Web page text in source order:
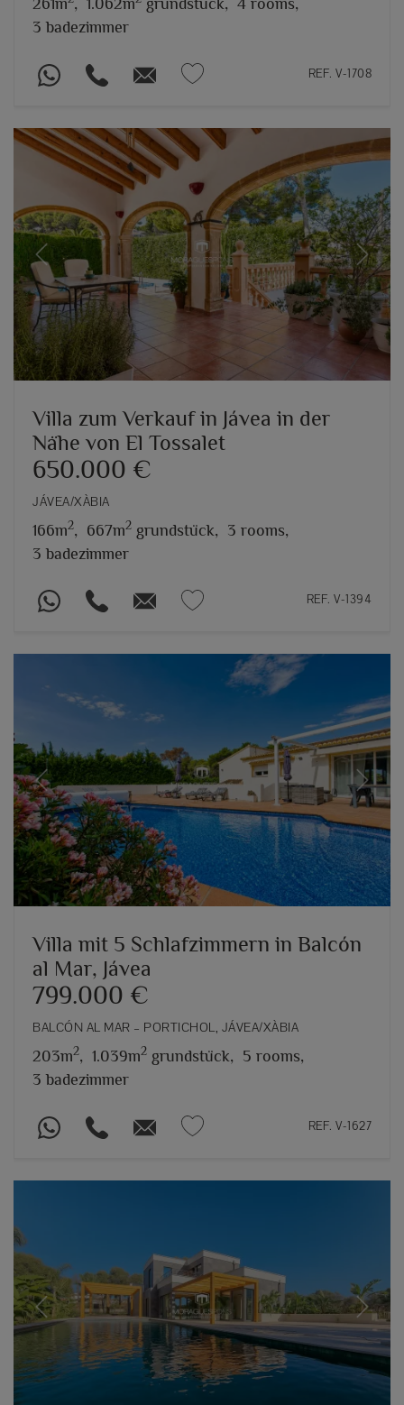
261m , 1.062m grundstück, 4 rooms,
3 badezimmer
REF. V-1708
Previous Next
Villa zum Verkauf in Jávea in der
Nähe von El Tossalet
650.000 €
JÁVEA/XÀBIA
166m2, 667m2 grundstück, 3 rooms,
3 badezimmer
REF. V-1394
Previous Next
Villa mit 5 Schlafzimmern in Balcón
al Mar, Jávea
799.000 €
BALCÓN AL MAR – PORTICHOL, JÁVEA/XÀBIA
203m2, 1.039m2 grundstück, 5 rooms,
3 badezimmer
REF. V-1627
Previous Next